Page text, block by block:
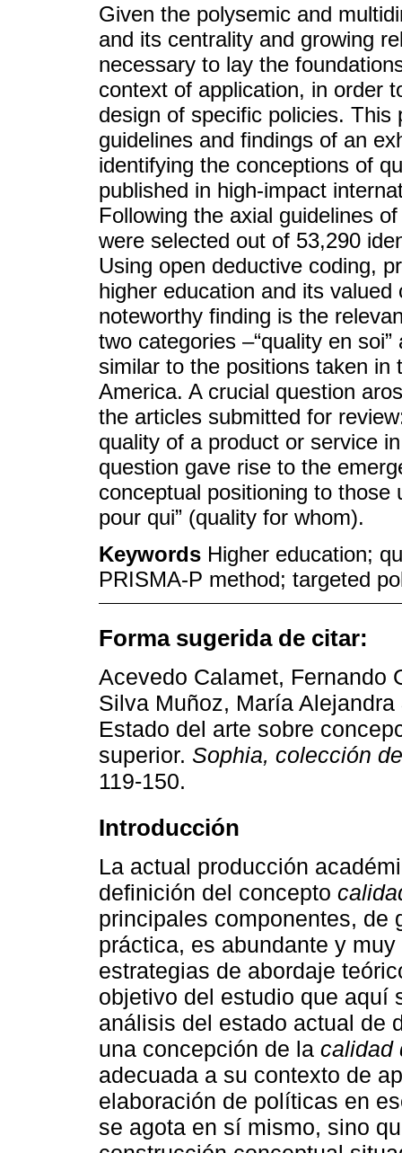
Given the polysemic and
and its centrality and growing
necessary to lay the
context of application, in order
design of specific policies.
guidelines and findings of an
identifying the conceptions of
published in high-impact
Following the axial guidelines
were selected out of 53,290
Using open deductive coding,
higher education and its
noteworthy finding is the
two categories –“quality en
similar to the positions taken in
America. A crucial question
the articles submitted for
quality of a product or service
question gave rise to the
conceptual positioning to those
pour qui” (quality for whom).
Keywords Higher education;
PRISMA-P method; targeted
Forma sugerida de citar:
Acevedo Calamet, Fernando
Silva Muñoz, María
Estado del arte sobre
superior. Sophia, colección
119-150.
Introducción
La actual producción
definición del concepto
principales componentes, de
práctica, es abundante y
estrategias de abordaje
objetivo del estudio que aquí
análisis del estado actual de
una concepción de la calidad
adecuada a su contexto de
elaboración de políticas en
se agota en sí mismo, sino